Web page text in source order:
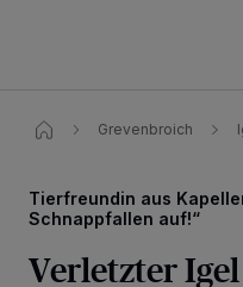
Grevenbroich
Tierfreundin aus
Schnappfallen auf!“
Verletzter